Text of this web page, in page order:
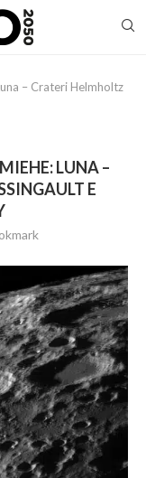
– Crateri Helmholtz
LUNA –
E